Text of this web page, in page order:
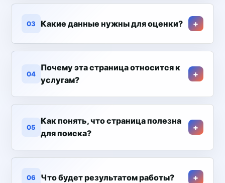
03 Какие данные нужны для оценки?
04
Почему эта страница относится к
услугам?
05
Как понять, что страница полезна
для поиска?
06 Что будет результатом работы?